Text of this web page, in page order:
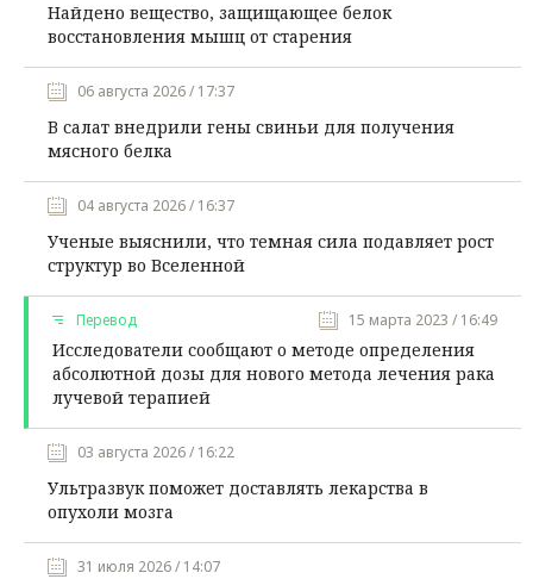
Найдено вещество, защищающее белок
восстановления мышц от старения
06 августа 2026 / 17:37
В салат внедрили гены свиньи для получения
мясного белка
04 августа 2026 / 16:37
Ученые выяснили, что темная сила подавляет рост
структур во Вселенной
Перевод 15 марта 2023 / 16:49
Исследователи сообщают о методе определения
абсолютной дозы для нового метода лечения рака
лучевой терапией
03 августа 2026 / 16:22
Ультразвук поможет доставлять лекарства в
опухоли мозга
31 июля 2026 / 14:07